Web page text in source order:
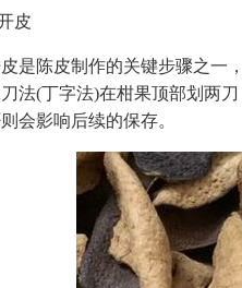
皮
是陈皮制作的关键步骤之一
刀法(丁字法)在柑果顶部划两
会影响后续的保存。